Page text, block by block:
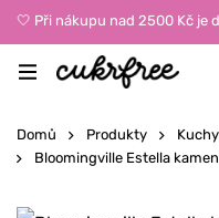
🤍 Při nákupu nad 2500 Kč je
UPOZORNĚNÍ: Během léta
BOXů umístěných uvnitř
Domů Produkty
Bloomingville Estella